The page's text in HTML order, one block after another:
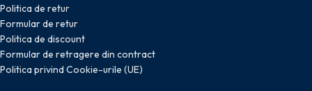
Politica de retur
Formular de retur
Politica de discount
Formular de retragere din contract
Politica privind Cookie-urile (UE)